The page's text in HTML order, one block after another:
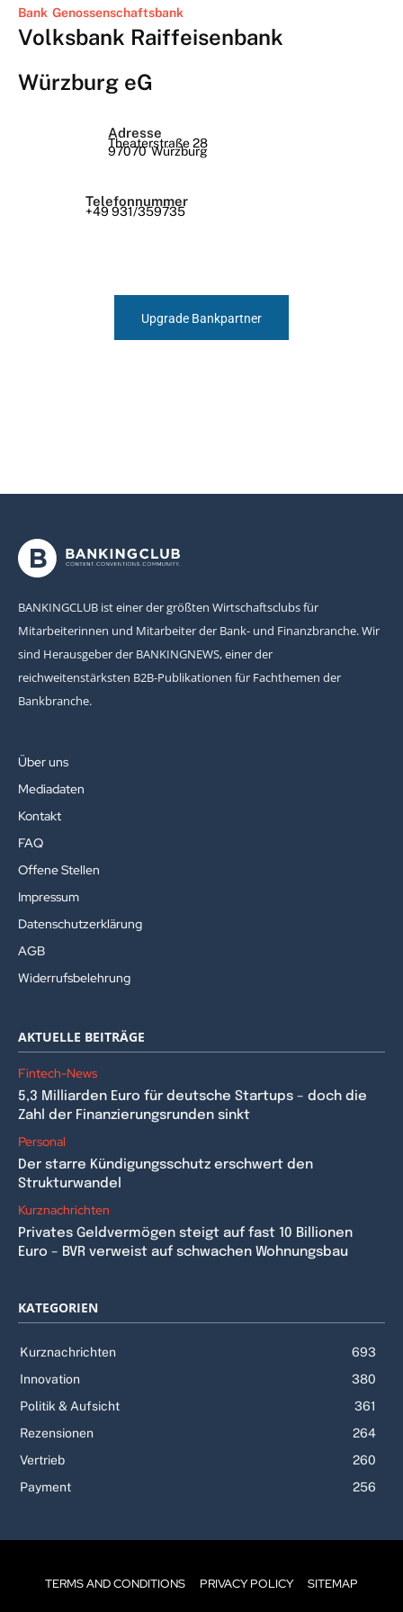
Bank Genossenschaftsbank
Volksbank Raiffeisenbank
Würzburg eG
Adresse
Theaterstraße 28
97070 Würzburg
Telefonnummer
+49 931/359735
Upgrade Bankpartner
BANKINGCLUB ist einer der größten Wirtschaftsclubs für
Mitarbeiterinnen und Mitarbeiter der Bank- und Finanzbranche. Wir
sind Herausgeber der BANKINGNEWS, einer der
reichweitenstärksten B2B-Publikationen für Fachthemen der
Bankbranche.
Über uns
Mediadaten
Kontakt
FAQ
Offene Stellen
Impressum
Datenschutzerklärung
AGB
Widerrufsbelehrung
AKTUELLE BEITRÄGE
Fintech-News
5,3 Milliarden Euro für deutsche Startups – doch die
Zahl der Finanzierungsrunden sinkt
Personal
Der starre Kündigungsschutz erschwert den
Strukturwandel
Kurznachrichten
Privates Geldvermögen steigt auf fast 10 Billionen
Euro – BVR verweist auf schwachen Wohnungsbau
KATEGORIEN
Kurznachrichten
693
Innovation
380
Politik & Aufsicht
361
Rezensionen
264
Vertrieb
260
Payment
256
TERMS AND CONDITIONS PRIVACY POLICY SITEMAP